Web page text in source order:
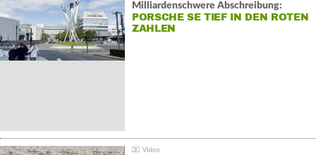
Milliardenschwere Abschreibung:
PORSCHE SE TIEF IN DEN ROTEN
ZAHLEN